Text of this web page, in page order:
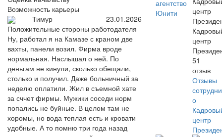
Возможность карьеры
Тимур
23.01.2026
Положительные стороны работодателя
Ну, работал я на Камазе с краном две
вахты, панели возил. Фирма вроде
нормальная. Наслышал о ней. По
деньгам не кинули, сколько обещали,
столько и получил. Даже больничный за
неделю оплатили. Жил в съемной хате
за сччет фирмы. Мужики соседи норм
попались не буйные. В целом там не
хоромы, но вода теплая есть и кровати
удобные. А то помню три года назад
агентство
Юнити
центр
51
отзыв
Отзывы
о
центр